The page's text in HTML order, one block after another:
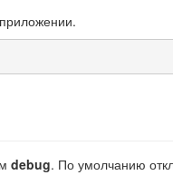
debug. По умолчанию